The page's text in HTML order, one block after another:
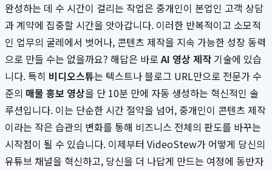
완성하는 데 수 시간이 걸리는 작업은 중개인이 본업인 고객 상담
과 계약에 집중할 시간을 앗아갑니다. 이러한 반복적이고 소모적
인 업무의 굴레에서 벗어나, 콘텐츠 제작을 지속 가능한 성장 동력
으로 만들 수는 없을까요? 해답은 바로AI 영상 제작 기술에 있습
니다. 특히 비디오스튜는 텍스트나 블로그 URL만으로 전문가 수
준의 매물 홍보 영상을 단 10분 만에 자동 생성하는 혁신적인 솔
루션입니다. 이는 단순한 시간 절약을 넘어, 중개인이 콘텐츠 제작
이라는 작은 습관의 변화를 통해 비즈니스 전체의 판도를 바꾸는
시작점이 될 수 있습니다. 이제부터 VideoStew가 어떻게 당신의
유튜브 채널을 혁신하고, 당신을 더 나답게 만드는 여정에 동반자